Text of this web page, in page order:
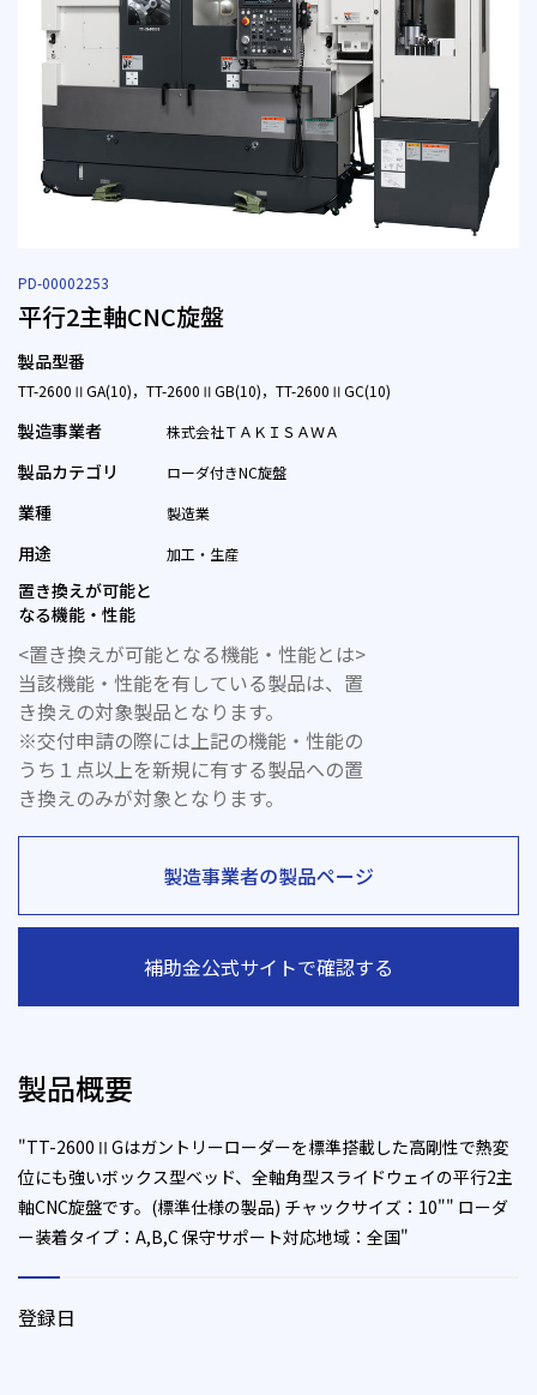
PD-00002253
平行2主軸CNC旋盤
製品型番
TT-2600ⅡGA(10)，TT-2600ⅡGB(10)，TT-2600ⅡGC(10)
製造事業者 株式会社ＴＡＫＩＳＡＷＡ
製品カテゴリ ローダ付きNC旋盤
業種 製造業
用途 加工・生産
置き換えが可能と
なる機能・性能
<置き換えが可能となる機能・性能とは>
当該機能・性能を有している製品は、置
き換えの対象製品となります。
※交付申請の際には上記の機能・性能の
うち１点以上を新規に有する製品への置
き換えのみが対象となります。
製造事業者の製品ページ
補助金公式サイトで確認する
製品概要
"TT-2600ⅡGはガントリーローダーを標準搭載した高剛性で熱変
位にも強いボックス型ベッド、全軸角型スライドウェイの平行2主
軸CNC旋盤です。(標準仕様の製品) チャックサイズ：10"" ローダ
ー装着タイプ：A,B,C 保守サポート対応地域：全国"
登録日